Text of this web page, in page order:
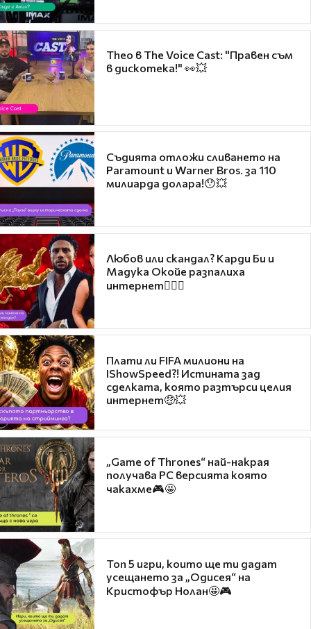
Theo в The Voice Cast: "Правен съм
в дискотека!" 👀💥
Съдията отложи сливането на
Paramount и Warner Bros. за 110
милиарда долара!😯💥
Любов или скандал? Карди Би и
Мадука Окойе разпалиха
интернет❤️‍🔥🔥
Плати ли FIFA милиони на
IShowSpeed?! Истината зад
сделката, която разтърси целия
интернет🤑💥
„Game of Thrones“ най-накрая
получава PC версията която
чакахме🎮🤩
Топ 5 игри, които ще ти дадат
усещането за „Одисея“ на
Кристофър Нолан🤩🎮